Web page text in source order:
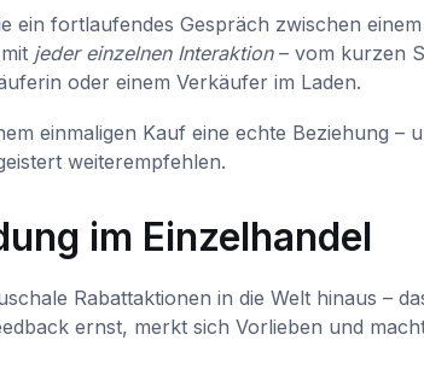
ein fortlaufendes Gespräch zwischen
jeder einzelnen Interaktion– vom kurzen
oder einem Verkäufer im Laden.
einmaligen Kauf eine echte Beziehung –
weiterempfehlen.
im Einzelhandel
Rabattaktionen in die Welt hinaus –
ernst, merkt sich Vorlieben und